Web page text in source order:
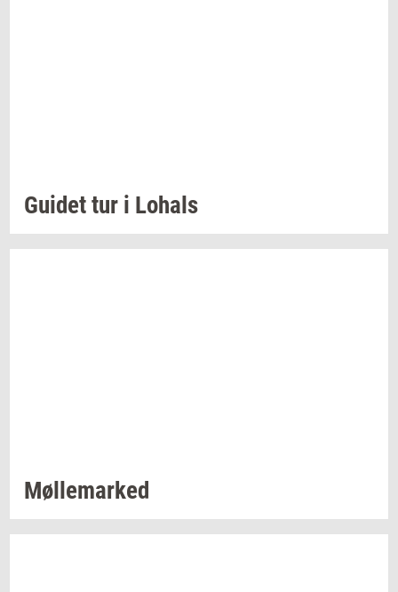
Gu­i­dettur i Lo­hals
Møl­le­mar­ked